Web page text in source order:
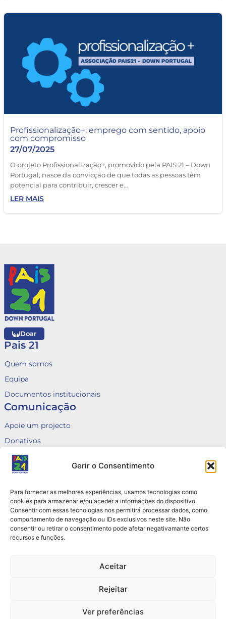
Gerir o Consentimento
Para fornecer as melhores experiências, usamos tecnologias como
cookies para armazenar e/ou aceder a informações do dispositivo.
Consentir com essas tecnologias nos permitirá processar dados, como
comportamento de navegação ou IDs exclusivos neste site. Não
consentir ou retirar o consentimento pode afetar negativamante certos
recursos e funções.
Aceitar
Rejeitar
Ver preferências
Profissionalização+: emprego com sentido, apoio
com compromisso
27/07/2025
O projeto Profissionalização+, promovido pela PAIS 21 – Down
Portugal, nasce da convicção de que todas as pessoas têm
potencial para contribuir, crescer e…
LER MAIS
Doar
Pais 21
Quem somos
Equipa
Documentos institucionais
Comunicação
Apoie um projecto
Donativos
Fale connosco
Voluntariado
Queixas
Contactos
Rua do Arco do Marquês de Alegrete nº6, 3B e 3C
1110 — 034 Lisboa
info@pais21.pt | direcao@pais21.pt